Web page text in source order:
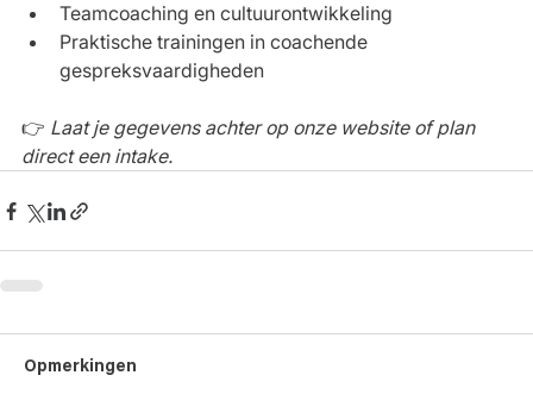
Teamcoaching en cultuurontwikkeling
Praktische trainingen in coachende
gespreksvaardigheden
👉 Laat je gegevens achter op onze website of plan
direct een intake.
Opmerkingen